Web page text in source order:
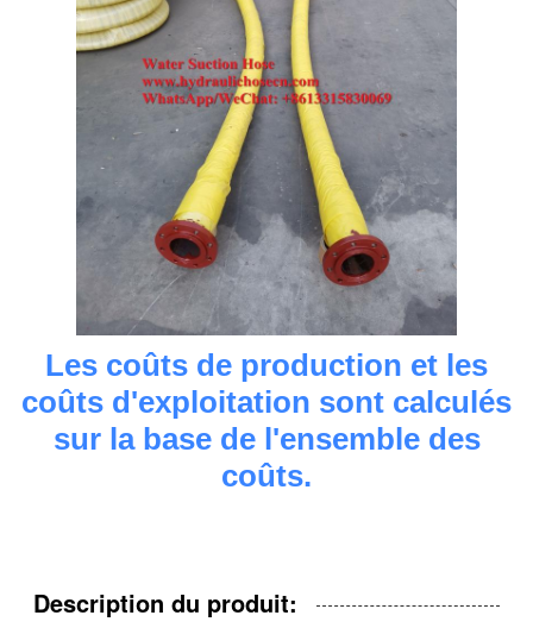
Les coûts de production et les
coûts d'exploitation sont calculés
sur la base de l'ensemble des
coûts.
Description du produit: